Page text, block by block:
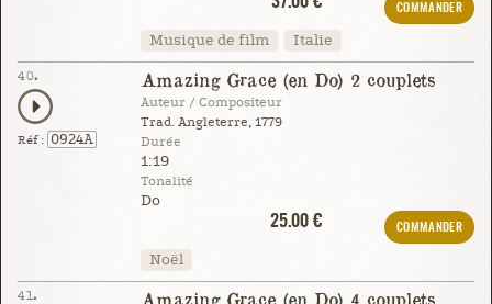
COMMANDER
Musique de film Italie
40.
Réf : 0924A
Amazing Grace (en Do) 2 couplets
Auteur / Compositeur
Trad. Angleterre, 1779
Durée
1:19
Tonalité
Do
25.00 €
COMMANDER
Noël
41. Amazing Grace (en Do) 4 couplets